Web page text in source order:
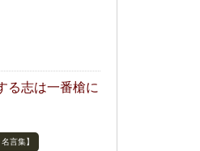
る志は一番槍に
言集】